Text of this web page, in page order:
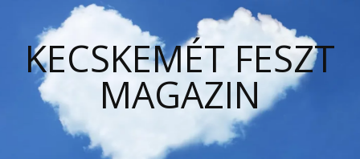
KECSKEMÉT FESZT
MAGAZIN